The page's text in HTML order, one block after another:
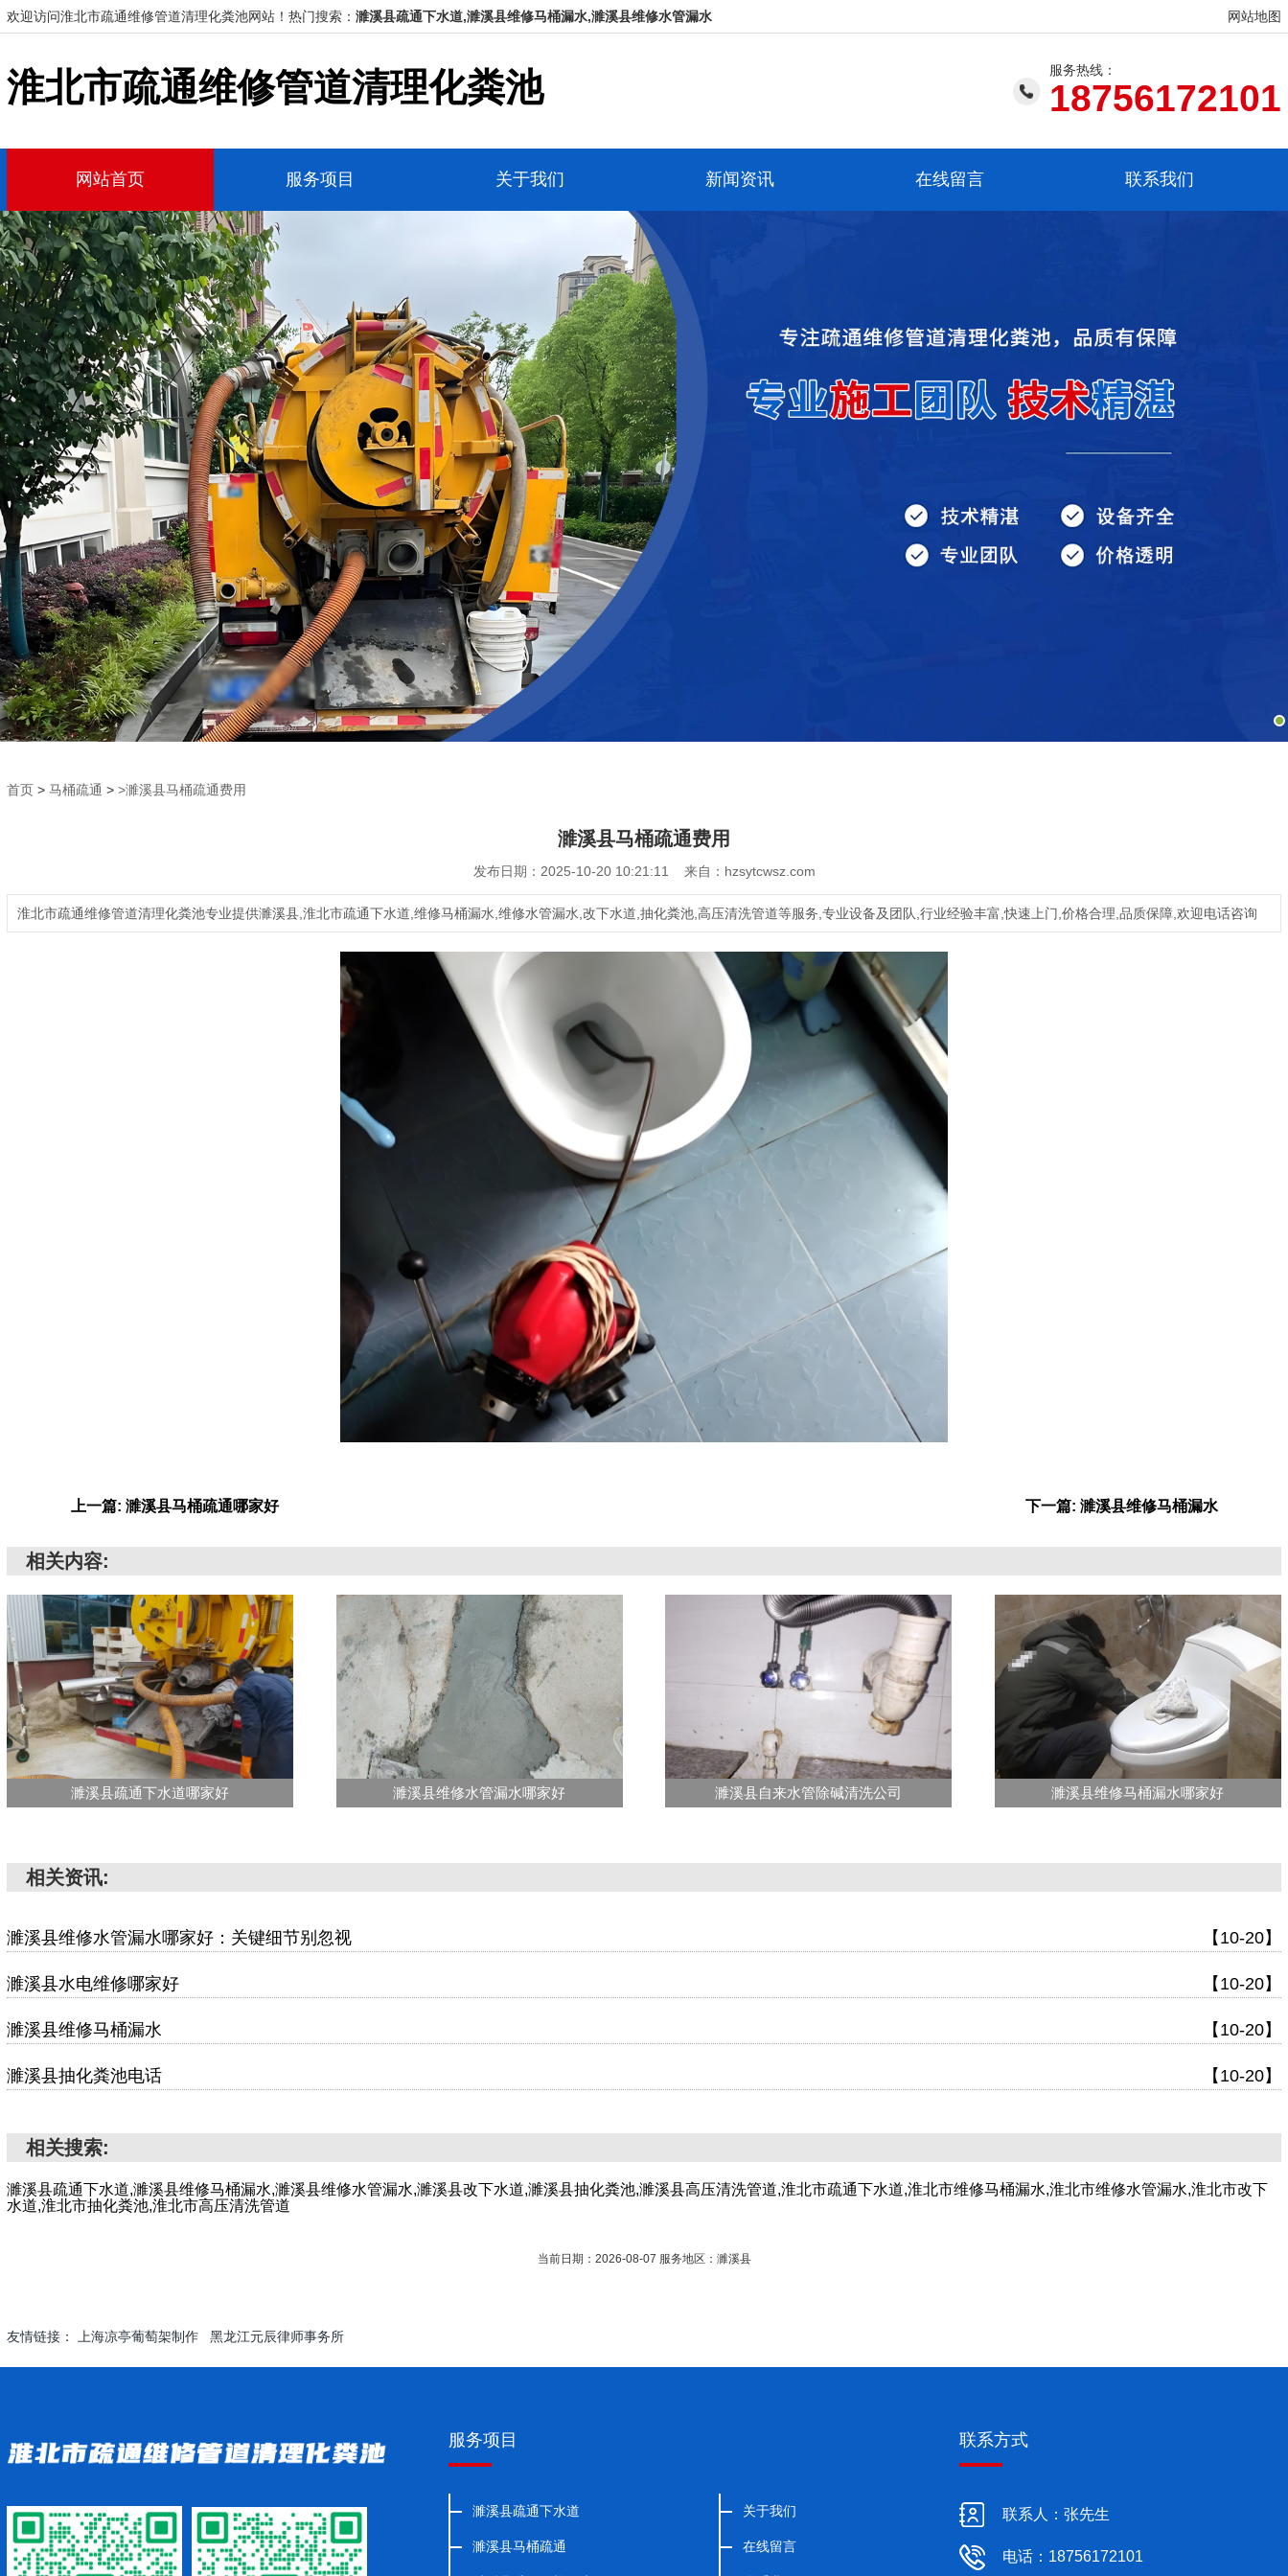
欢迎访问淮北市疏通维修管道清理化粪池网站！ 热门搜索： 濉溪县疏通下水道,濉溪县维修马桶漏水,濉溪县维修水管漏水 网站地图
淮北市疏通维修管道清理化粪池 服务热线：
18756172101
网站首页 服务项目 关于我们 新闻资讯 在线留言 联系我们
首页 > 马桶疏通 > >濉溪县马桶疏通费用
濉溪县马桶疏通费用
发布日期：2025-10-20 10:21:11 来自：hzsytcwsz.com
淮北市疏通维修管道清理化粪池专业提供濉溪县,淮北市疏通下水道,维修马桶漏水,维修水管漏水,改下水道,抽化粪池,高压清洗管道等服务,专业设备及团队,行业经验丰富,快速上门,价格合理,品质保障,欢迎电话咨询
上一篇: 濉溪县马桶疏通哪家好 下一篇: 濉溪县维修马桶漏水
相关内容:
濉溪县疏通下水道哪家好 濉溪县维修水管漏水哪家好 濉溪县自来水管除碱清洗公司 濉溪县维修马桶漏水哪家好
相关资讯:
濉溪县维修水管漏水哪家好：关键细节别忽视 【10-20】
濉溪县水电维修哪家好 【10-20】
濉溪县维修马桶漏水 【10-20】
濉溪县抽化粪池电话 【10-20】
相关搜索:
濉溪县疏通下水道,濉溪县维修马桶漏水,濉溪县维修水管漏水,濉溪县改下水道,濉溪县抽化粪池,濉溪县高压清洗管道,淮北市疏通下水道,淮北市维修马桶漏水,淮北市维修水管漏水,淮北市改下
水道,淮北市抽化粪池,淮北市高压清洗管道
当前日期：2026-08-07 服务地区：濉溪县
友情链接： 上海凉亭葡萄架制作 黑龙江元辰律师事务所
服务项目
濉溪县疏通下水道
濉溪县马桶疏通
关于我们
在线留言
联系方式
联系人：张先生
电话：18756172101